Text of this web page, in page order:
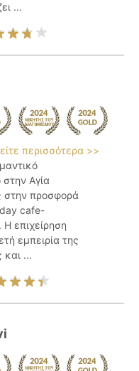
...
περισσότερα >>
Αγία
στην προσφορά
cafe-
επιχείρηση
εμπειρία της
και ...